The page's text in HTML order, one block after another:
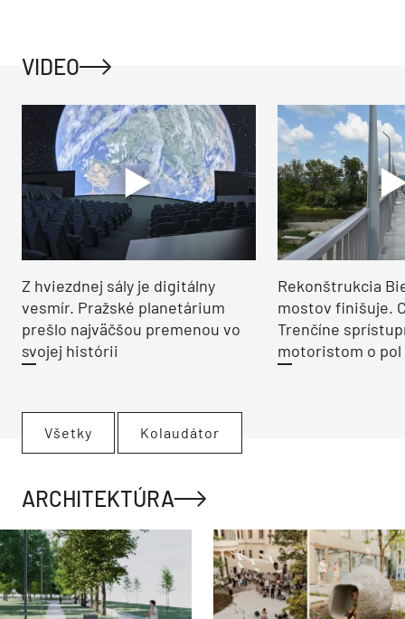
VIDEO
Z hviezdnej sály je digitálny
vesmír. Pražské planetárium
prešlo najväčšou premenou vo
svojej histórii
Rekonštrukcia
mostov finišuje.
Trenčíne
motoristom o pol
Všetky Kolaudátor
ARCHITEKTÚRA